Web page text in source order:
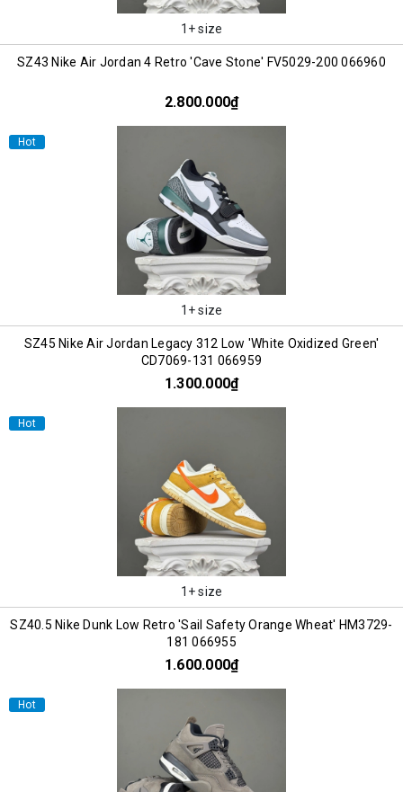
1+ size
SZ43 Nike Air Jordan 4 Retro 'Cave Stone' FV5029-200 066960
2.800.000₫
Hot
1+ size
SZ45 Nike Air Jordan Legacy 312 Low 'White Oxidized Green'
CD7069-131 066959
1.300.000₫
Hot
1+ size
SZ40.5 Nike Dunk Low Retro 'Sail Safety Orange Wheat' HM3729-
181 066955
1.600.000₫
Hot